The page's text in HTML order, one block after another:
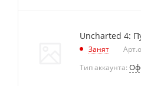
Uncharted 4:
Занят Арт.
Тип аккаунта: